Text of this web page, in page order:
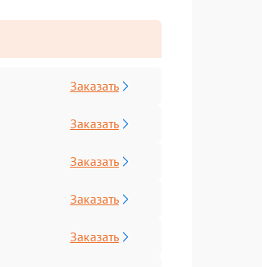
Заказать
Заказать
Заказать
Заказать
Заказать